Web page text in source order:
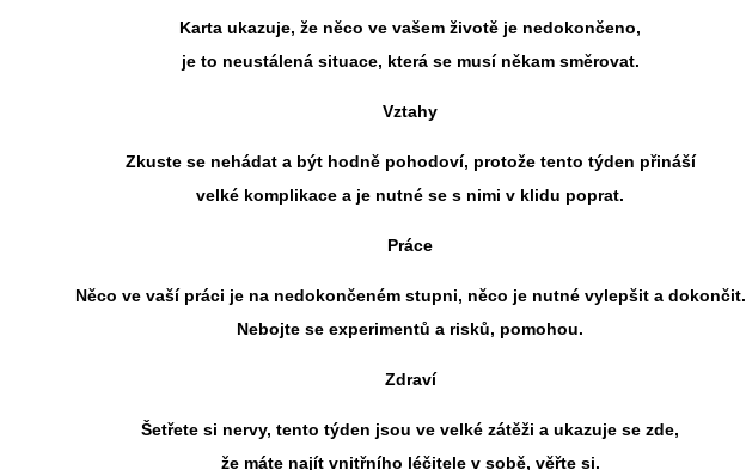
Karta ukazuje, že něco ve vašem životě je nedokončeno,
je to neustálená situace, která se musí někam směrovat.
Vztahy
Zkuste se nehádat a být hodně pohodoví, protože tento týden přináší
velké komplikace a je nutné se s nimi v klidu poprat.
Práce
Něco ve vaší práci je na nedokončeném stupni, něco je nutné vylepšit a dokončit.
Nebojte se experimentů a risků, pomohou.
Zdraví
Šetřete si nervy, tento týden jsou ve velké zátěži a ukazuje se zde,
že máte najít vnitřního léčitele v sobě, věřte si.